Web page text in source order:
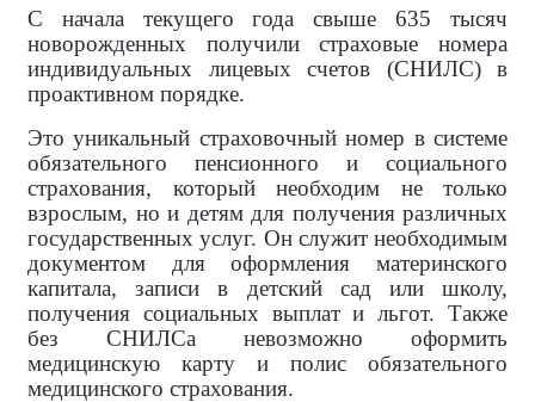
С начала текущего года свыше 635 тысяч
новорожденных получили страховые номера
индивидуальных лицевых счетов (СНИЛС) в
проактивном порядке.
Это уникальный страховочный номер в системе
обязательного пенсионного и социального
страхования, который необходим не только
взрослым, но и детям для получения различных
государственных услуг. Он служит необходимым
документом для оформления материнского
капитала, записи в детский сад или школу,
получения социальных выплат и льгот. Также
без СНИЛСа невозможно оформить
медицинскую карту и полис обязательного
медицинского страхования.